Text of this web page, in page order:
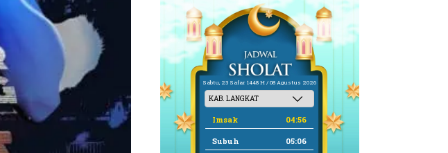
Sabtu, 23 Safar 1448 H / 08 Agustus 2026
Imsak 04:56
Subuh 05:06